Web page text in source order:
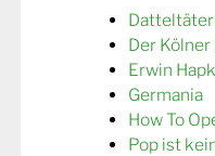
Datteltäter
Der Kölner
Erwin
Germania
How To
Pop ist